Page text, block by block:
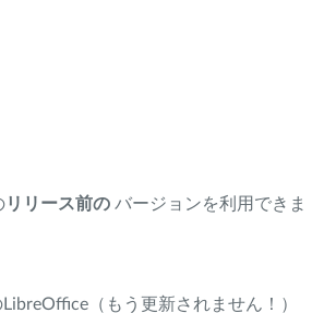
リリース前の バージョンを利用できま
（もう更新されません！）